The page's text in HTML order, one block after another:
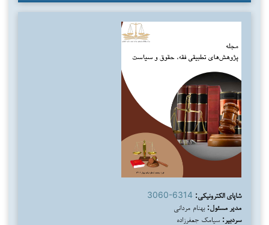
شاپای الکترونیکی: 3060-6314
مدیر مسئول: بهنام مردانی
سردبیر: سیامک جعفرزاده